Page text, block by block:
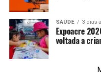
SAÚDE 3 dias
Expoacre
voltada a